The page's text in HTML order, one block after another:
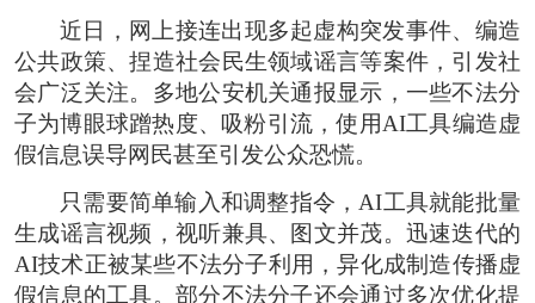
近日，网上接连出现多起虚构突发事件、编造
公共政策、捏造社会民生领域谣言等案件，引发社
会广泛关注。多地公安机关通报显示，一些不法分
子为博眼球蹭热度、吸粉引流，使用AI工具编造虚
假信息误导网民甚至引发公众恐慌。
只需要简单输入和调整指令，AI工具就能批量
生成谣言视频，视听兼具、图文并茂。迅速迭代的
AI技术正被某些不法分子利用，异化成制造传播虚
假信息的工具。部分不法分子还会通过多次优化提